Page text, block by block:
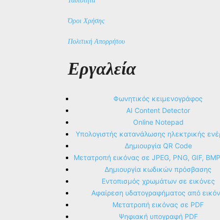
Όροι Χρήσης
Πολιτική Απορρήτου
Εργαλεία
Φωνητικός κειμενογράφος
AI Content Detector
Online Notepad
Υπολογιστής κατανάλωσης ηλεκτρικής
Δημιουργία QR Code
Μετατροπή εικόνας σε JPEG, PNG, GIF,
Δημιουργία κωδικών πρόσβασης
Εντοπισμός χρωμάτων σε εικόνες
Αφαίρεση υδατογραφήματος από
Μετατροπή εικόνας σε PDF
Ψηφιακή υπογραφή PDF